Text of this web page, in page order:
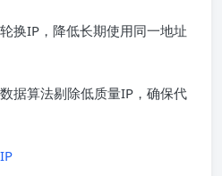
换IP，降低长期使用同一地址
据算法剔除低质量IP，确保代